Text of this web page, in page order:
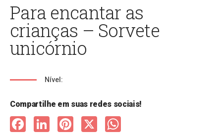
Para encantar as
crianças – Sorvete
unicórnio
Nível:
Compartilhe em suas redes sociais!
Facebook
LinkedIn
Pinterest
X